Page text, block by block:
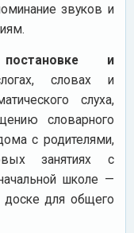
звуков и
и
словах и
слуха,
словарного
с родителями,
занятиях с
школе —
доске для общего